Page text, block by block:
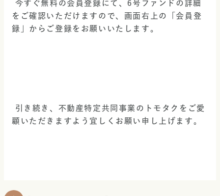
をご確認いただけますので、画面右上の「会員登
録」からご登録をお願いいたします。
顧いただきますよう宜しくお願い申し上げます。